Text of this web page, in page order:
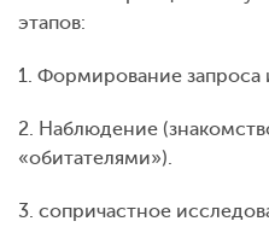
этапов:
1. Формирование запроса
2. Наблюдение
«обитателями»).
3. сопричастное